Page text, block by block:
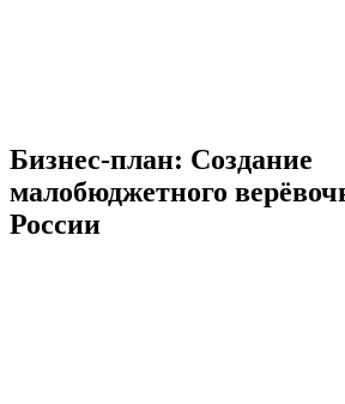
Бизнес-план: Создание
малобюджетного
России